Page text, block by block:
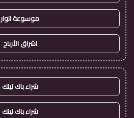
موسوعة انوار
اشراق الأرباح
شراء باك لينك
شراء باك لينك